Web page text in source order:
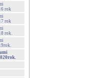
rok
rok
rok.